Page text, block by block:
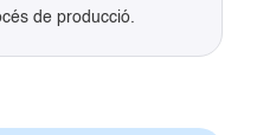
de producció.